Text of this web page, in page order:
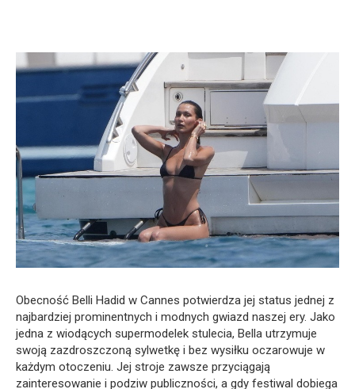
Obecność Belli Hadid w Cannes potwierdza jej status jednej z
najbardziej prominentnych i modnych gwiazd naszej ery. Jako
jedna z wiodących supermodelek stulecia, Bella utrzymuje
swoją zazdroszczoną sylwetkę i bez wysiłku oczarowuje w
każdym otoczeniu. Jej stroje zawsze przyciągają
zainteresowanie i podziw publiczności, a gdy festiwal dobiega